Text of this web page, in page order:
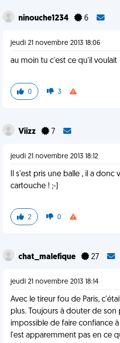
ninouche1234 6
jeudi 21 novembre 2013 18:06
au moin tu c'est ce qu'il voulait
0 3
Viizz 7
jeudi 21 novembre 2013 18:12
Il s'est pris une balle , il a
cartouche ! ;-)
2 0
chat_malefique 27
jeudi 21 novembre 2013 18:14
Avec le tireur fou de Paris,
plus. Toujours à douter de son
impossible de faire confiance
l'est apparemment pas en ce